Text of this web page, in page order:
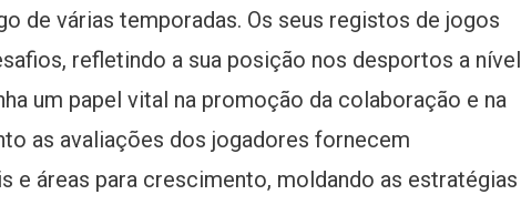
de várias temporadas. Os seus registos de jogos
refletindo a sua posição nos desportos a nível
um papel vital na promoção da colaboração e na
as avaliações dos jogadores fornecem
e áreas para crescimento, moldando as estratégias